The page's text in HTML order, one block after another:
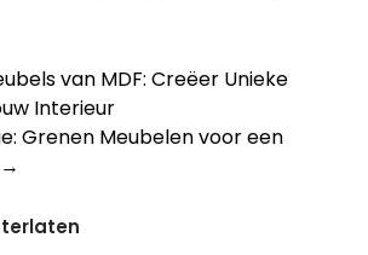
van MDF: Creëer Unieke
Interieur
Grenen Meubelen voor een
→